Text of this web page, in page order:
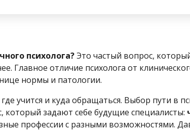
психолога?Это частый вопрос,
Главное отличие психолога от
нормы и патологии.
учится и куда обращаться. Выбор пути в
задают себе будущие специалисты:
профессии с разными возможностями.